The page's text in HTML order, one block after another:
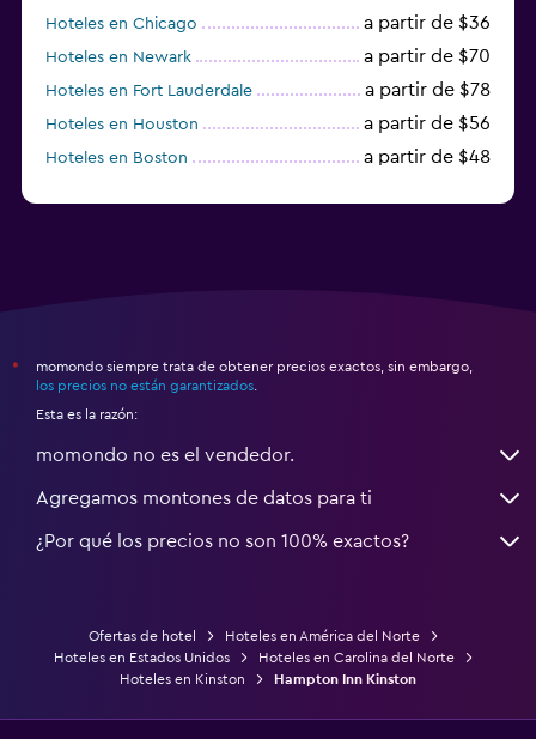
Hoteles en Chicago a partir de $36
Hoteles en Newark a partir de $70
Hoteles en Fort Lauderdale a partir de $78
Hoteles en Houston a partir de $56
Hoteles en Boston a partir de $48
*
momondo siempre trata de obtener precios exactos, sin embargo,
los precios no están garantizados
Esta es la razón:
momondo no es el vendedor.
Agregamos montones de datos para ti
¿Por qué los precios no son 100% exactos?
Ofertas de hotel
Hoteles en América del Norte
Hoteles en Estados Unidos
Hoteles en Carolina del Norte
Hoteles en Kinston
Hampton Inn Kinston